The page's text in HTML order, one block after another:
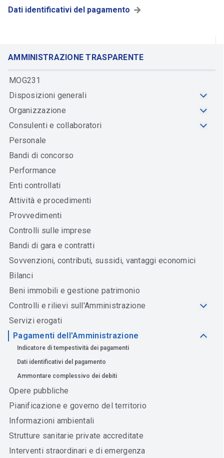
AMMINISTRAZIONE TRASPARENTE
MOG231
Disposizioni generali
Organizzazione
Consulenti e collaboratori
Personale
Bandi di concorso
Performance
Enti controllati
Attività e procedimenti
Provvedimenti
Controlli sulle imprese
Bandi di gara e contratti
Sovvenzioni, contributi, sussidi, vantaggi economici
Bilanci
Beni immobili e gestione patrimonio
Controlli e rilievi sull'Amministrazione
Servizi erogati
Pagamenti dell'Amministrazione
Indicatore di tempestività dei pagamenti
Dati identificativi del pagamento
Ammontare complessivo dei debiti
Opere pubbliche
Pianificazione e governo del territorio
Informazioni ambientali
Strutture sanitarie private accreditate
Interventi straordinari e di emergenza
Dati identificativi del pagamento